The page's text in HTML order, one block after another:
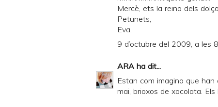
e
a
n
Mercè, ets la reina dels
Petunets,
Eva.
9 d’octubre del 2009, a les
ARA ha dit...
Estan com imagino que
mai, brioxos de xocolata. Els